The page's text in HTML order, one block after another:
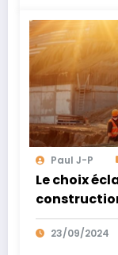
Paul J-P
Le choix
béton en
23/09/2024